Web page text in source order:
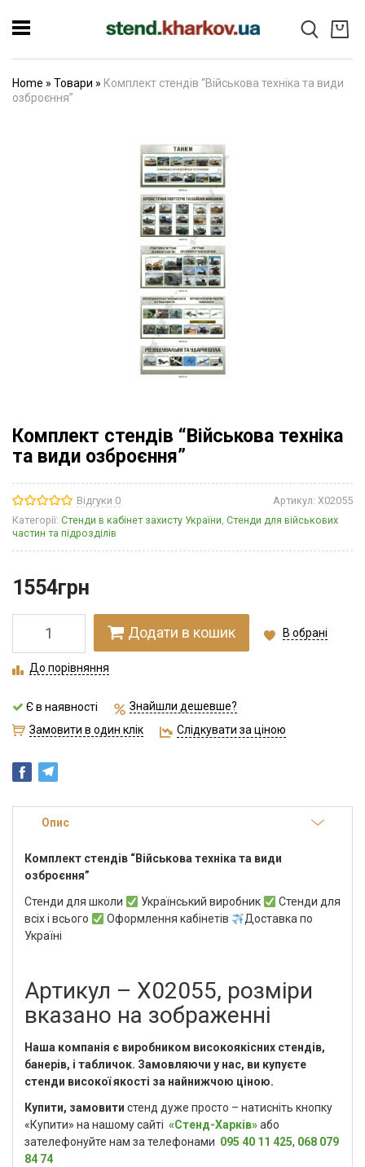
Home » Товари » Комплект стендів “Військова техніка та види
озброєння”
Комплект стендів “Військова техніка
та види озброєння”
Відгуки 0 Артикул: Х02055
Категорії: Стенди в кабінет захисту України, Стенди для військових
частин та підрозділів
1554грн
Додати в кошик В обрані
До порівняння
Є в наявності
Знайшли дешевше?
Замовити в один клік
Слідкувати за ціною
Опис
Комплект стендів “Військова техніка та види
озброєння”
Стенди для школи Український виробник
Стенди для
всіх і всього
Оформлення кабінетів
Доставка по
Україні
Артикул – Х02055, розміри
вказано на зображенні
Наша компанія є виробником високоякісних стендів,
банерів, і табличок. Замовляючи у нас, ви купуєте
стенди високої якості за найнижчою ціною.
Купити, замовити стенд дуже просто – натисніть кнопку
«Купити» на нашому сайті «Стенд-Харків»або
зателефонуйте нам за телефонами 095 40 11 425, 068 079
84 74